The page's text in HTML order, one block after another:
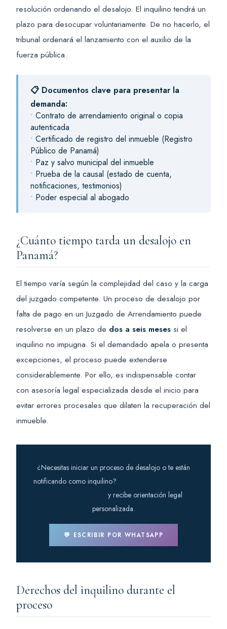
resolución ordenando el desalojo. El inquilino tendrá un
plazo para desocupar voluntariamente. De no hacerlo, el
tribunal ordenará el lanzamiento con el auxilio de la
fuerza pública.
📋 Documentos clave para presentar la
demanda:
• Contrato de arrendamiento original o copia
autenticada
• Certificado de registro del inmueble (Registro
Público de Panamá)
• Paz y salvo municipal del inmueble
• Prueba de la causal (estado de cuenta,
notificaciones, testimonios)
• Poder especial al abogado
¿Cuánto tiempo tarda un desalojo en
Panamá?
El tiempo varía según la complejidad del caso y la carga
del juzgado competente. Un proceso de desalojo por
falta de pago en un Juzgado de Arrendamiento puede
resolverse en un plazo de dos a seis meses si el
inquilino no impugna. Si el demandado apela o presenta
excepciones, el proceso puede extenderse
considerablemente. Por ello, es indispensable contar
con asesoría legal especializada desde el inicio para
evitar errores procesales que dilaten la recuperación del
inmueble.
¿Necesitas iniciar un proceso de desalojo o te están
notificando como inquilino?
y recibe orientación legal
personalizada.
💬 ESCRIBIR POR WHATSAPP
Derechos del inquilino durante el
proceso